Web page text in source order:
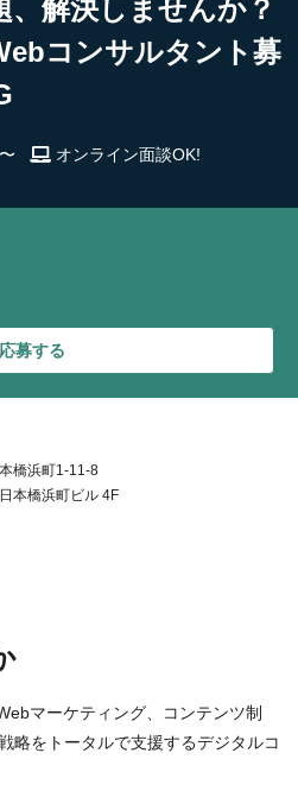
解決しませんか？
コンサルタント募
オンライン面談OK!
マーケティング、コンテンツ制
略をトータルで支援するデジタルコ
応募する
橋浜町1-11-8
本橋浜町ビル 4F